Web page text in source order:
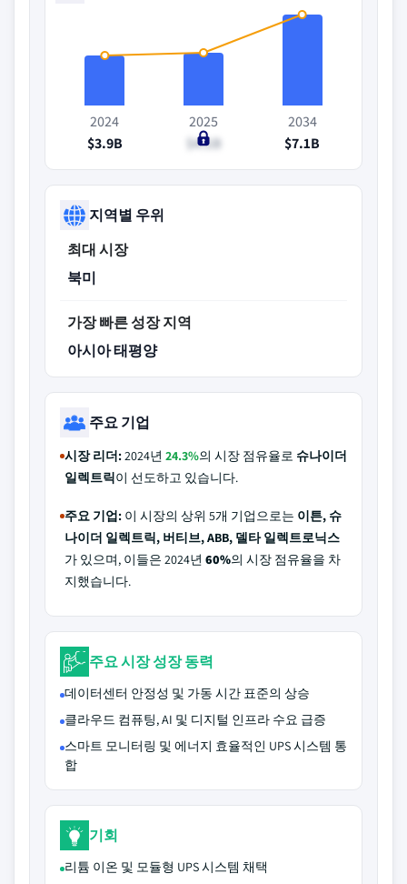
2024
$3.9B
2025
$4.1B
2034
$7.1B
지역별 우위
최대 시장
북미
가장 빠른 성장 지역
아시아 태평양
주요 기업
시장 리더:2024년 24.3%의 시장 점유율로 슈나이더
일렉트릭이 선도하고 있습니다.
주요 기업: 이 시장의 상위 5개 기업으로는 이튼, 슈
나이더 일렉트릭, 버티브, ABB, 델타 일렉트로닉스
가 있으며, 이들은 2024년 60%의 시장 점유율을 차
지했습니다.
주요 시장 성장 동력
데이터센터 안정성 및 가동 시간 표준의 상승
클라우드 컴퓨팅, AI 및 디지털 인프라 수요 급증
스마트 모니터링 및 에너지 효율적인 UPS 시스템 통
합
기회
리튬 이온 및 모듈형 UPS 시스템 채택